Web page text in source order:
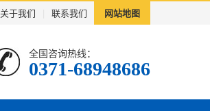
关于我们 联系我们 网站地图
全国咨询热线：
0371-68948686